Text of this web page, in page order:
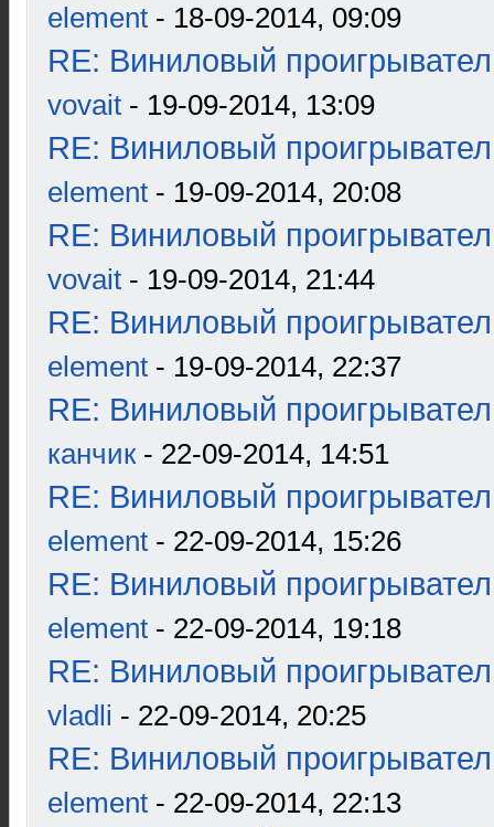
element - 18-09-2014, 09:09
RE: Виниловый
vovait - 19-09-2014, 13:09
RE: Виниловый
element - 19-09-2014, 20:08
RE: Виниловый
vovait - 19-09-2014, 21:44
RE: Виниловый
element - 19-09-2014, 22:37
RE: Виниловый
канчик- 22-09-2014, 14:51
RE: Виниловый
element - 22-09-2014, 15:26
RE: Виниловый
element - 22-09-2014, 19:18
RE: Виниловый
vladli - 22-09-2014, 20:25
RE: Виниловый
element - 22-09-2014, 22:13